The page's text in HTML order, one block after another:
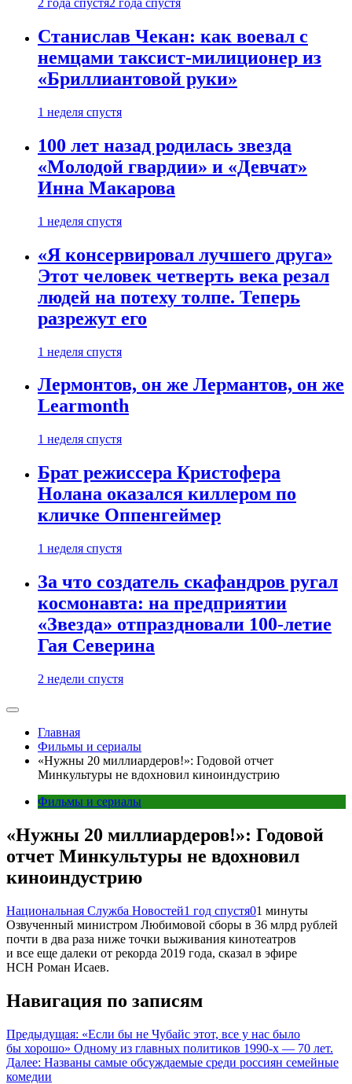
2 года спустя2 года спустя
Станислав Чекан: как воевал с
немцами таксист-милиционер из
«Бриллиантовой руки»
1 неделя спустя
100 лет назад родилась звезда
«Молодой гвардии» и «Девчат»
Инна Макарова
1 неделя спустя
«Я консервировал лучшего друга»
Этот человек четверть века резал
людей на потеху толпе. Теперь
разрежут его
1 неделя спустя
Лермонтов, он же Лермантов, он же
Learmonth
1 неделя спустя
Брат режиссера Кристофера
Нолана оказался киллером по
кличке Оппенгеймер
1 неделя спустя
За что создатель скафандров ругал
космонавта: на предприятии
«Звезда» отпраздновали 100-летие
Гая Северина
2 недели спустя
Главная
Фильмы и сериалы
«Нужны 20 миллиардеров!»: Годовой отчет
Минкультуры не вдохновил киноиндустрию
Фильмы и сериалы
«Нужны 20 миллиардеров!»: Годовой
отчет Минкультуры не вдохновил
киноиндустрию
Национальная Служба Новостей1 год спустя01 минуты
Озвученный министром Любимовой сборы в 36 млрд рублей
почти в два раза ниже точки выживания кинотеатров
и все еще далеки от рекорда 2019 года, сказал в эфире
НСН Роман Исаев.
Навигация по записям
Предыдущая: «Если бы не Чубайс этот, все у нас было
бы хорошо» Одному из главных политиков 1990-х — 70 лет.
Далее: Названы самые обсуждаемые среди россиян семейные
комедии